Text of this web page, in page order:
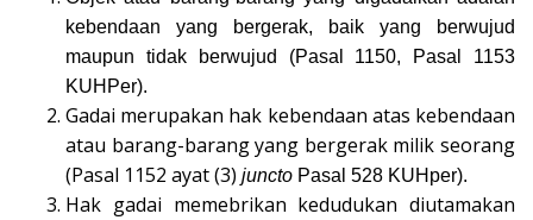
kebendaan yang bergerak, baik yang berwujud
maupun tidak berwujud (Pasal 1150, Pasal 1153
KUHPer).
Gadai merupakan hak kebendaan atas kebendaan
atau barang-barang yang bergerak milik seorang
(Pasal 1152 ayat (3) juncto Pasal 528 KUHper).
Hak gadai memebrikan kedudukan diutamakan